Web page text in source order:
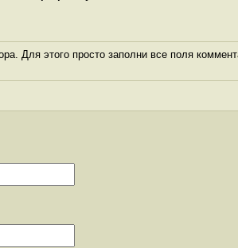
Для этого просто заполни все поля